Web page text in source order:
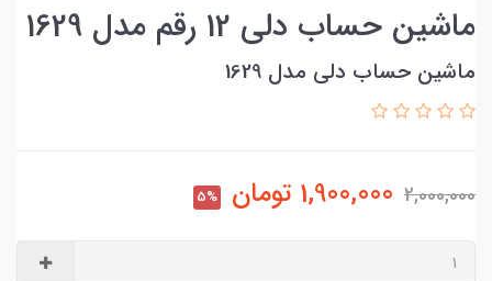
ماشین حساب دلی 12 رقم مدل 1629
ماشین حساب دلی مدل 1629
2,000,000
1,900,000 تومان 5%